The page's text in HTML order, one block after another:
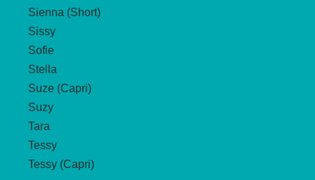
Sienna (Short)
Sissy
Sofie
Stella
Suze (Capri)
Suzy
Tara
Tessy
Tessy (Capri)